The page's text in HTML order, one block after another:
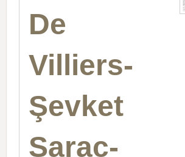
De
Villiers-
Şevket
Sarac-